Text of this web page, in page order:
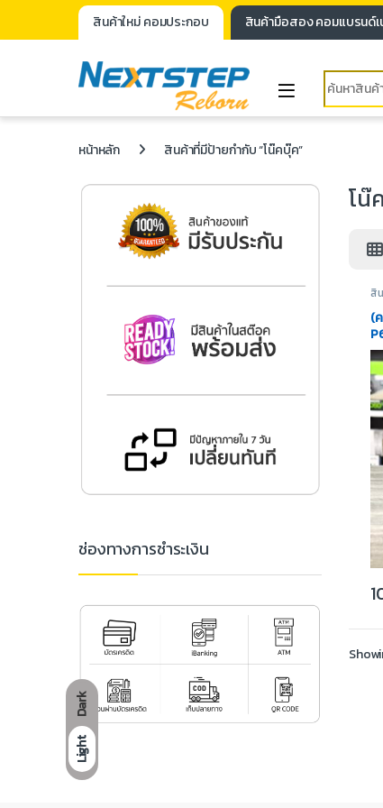
Dark
Light
สินค้าใหม่ คอมประกอบ สินค้ามือสอง คอมแบรนด์เ
หน้าหลัก สินค้าที่มีป้ายกำกับ “โน๊คบุ๊ค”
โน๊
สิ
(
ช่องทางการชำระเงิน